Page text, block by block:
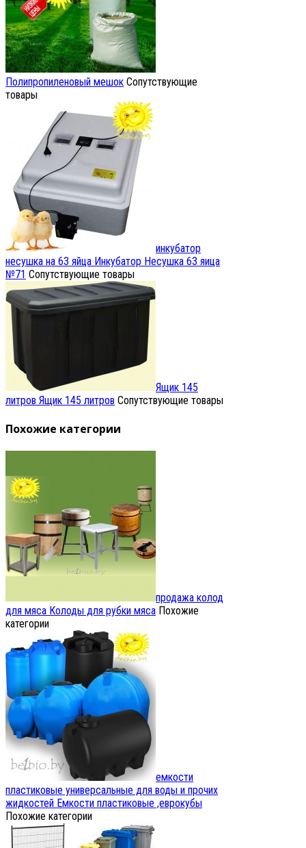
Полипропиленовый мешок Сопутствующие
товары
инкубатор
несушка на 63 яйца Инкубатор Несушка 63 яица
№71 Сопутствующие товары
Ящик 145
литров Ящик 145 литров Сопутствующие товары
Похожие категории
продажа колод
для мяса Колоды для рубки мяса Похожие
категории
емкости
пластиковые универсальные для воды и прочих
жидкостей Емкости пластиковые ,еврокубы
Похожие категории